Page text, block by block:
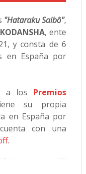
"Hataraku Saibô",
KODANSHA, ente
y consta de 6
en España por
a los Premios
su propia
en España por
con una
.